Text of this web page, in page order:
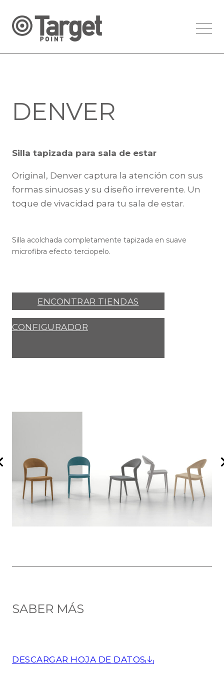
DENVER
Silla tapizada para sala de estar
Original, Denver captura la atención con sus
formas sinuosas y su diseño irreverente. Un
toque de vivacidad para tu sala de estar.
Silla acolchada completamente tapizada en suave
microfibra efecto terciopelo.
ENCONTRAR TIENDAS
CONFIGURADOR
SABER MÁS
DESCARGAR HOJA DE DATOS